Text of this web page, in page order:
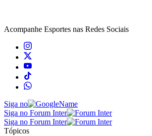
Acompanhe Esportes nas Redes Sociais
Siga no
Siga no Forum Inter
Siga no Forum Inter
Tópicos